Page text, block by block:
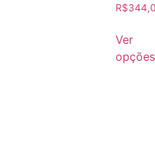
R$
Ver
opções